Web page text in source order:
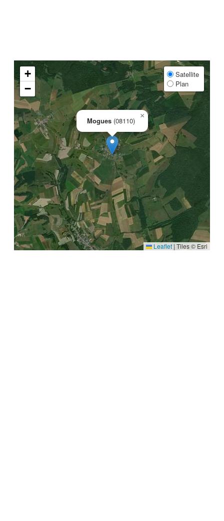
Mogues (08110)
×
+
−
Satellite
Plan
Leaflet | Tiles © Esri